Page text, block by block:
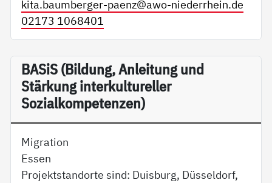
kita.baumberger-paenz@awo-niederrhein.de
02173 1068401
BA­SiS (Bildung, Anleitung und
Stärkung interkultureller
Sozialkompetenzen)
Migration
Essen
Projektstandorte sind: Duisburg, Düsseldorf,